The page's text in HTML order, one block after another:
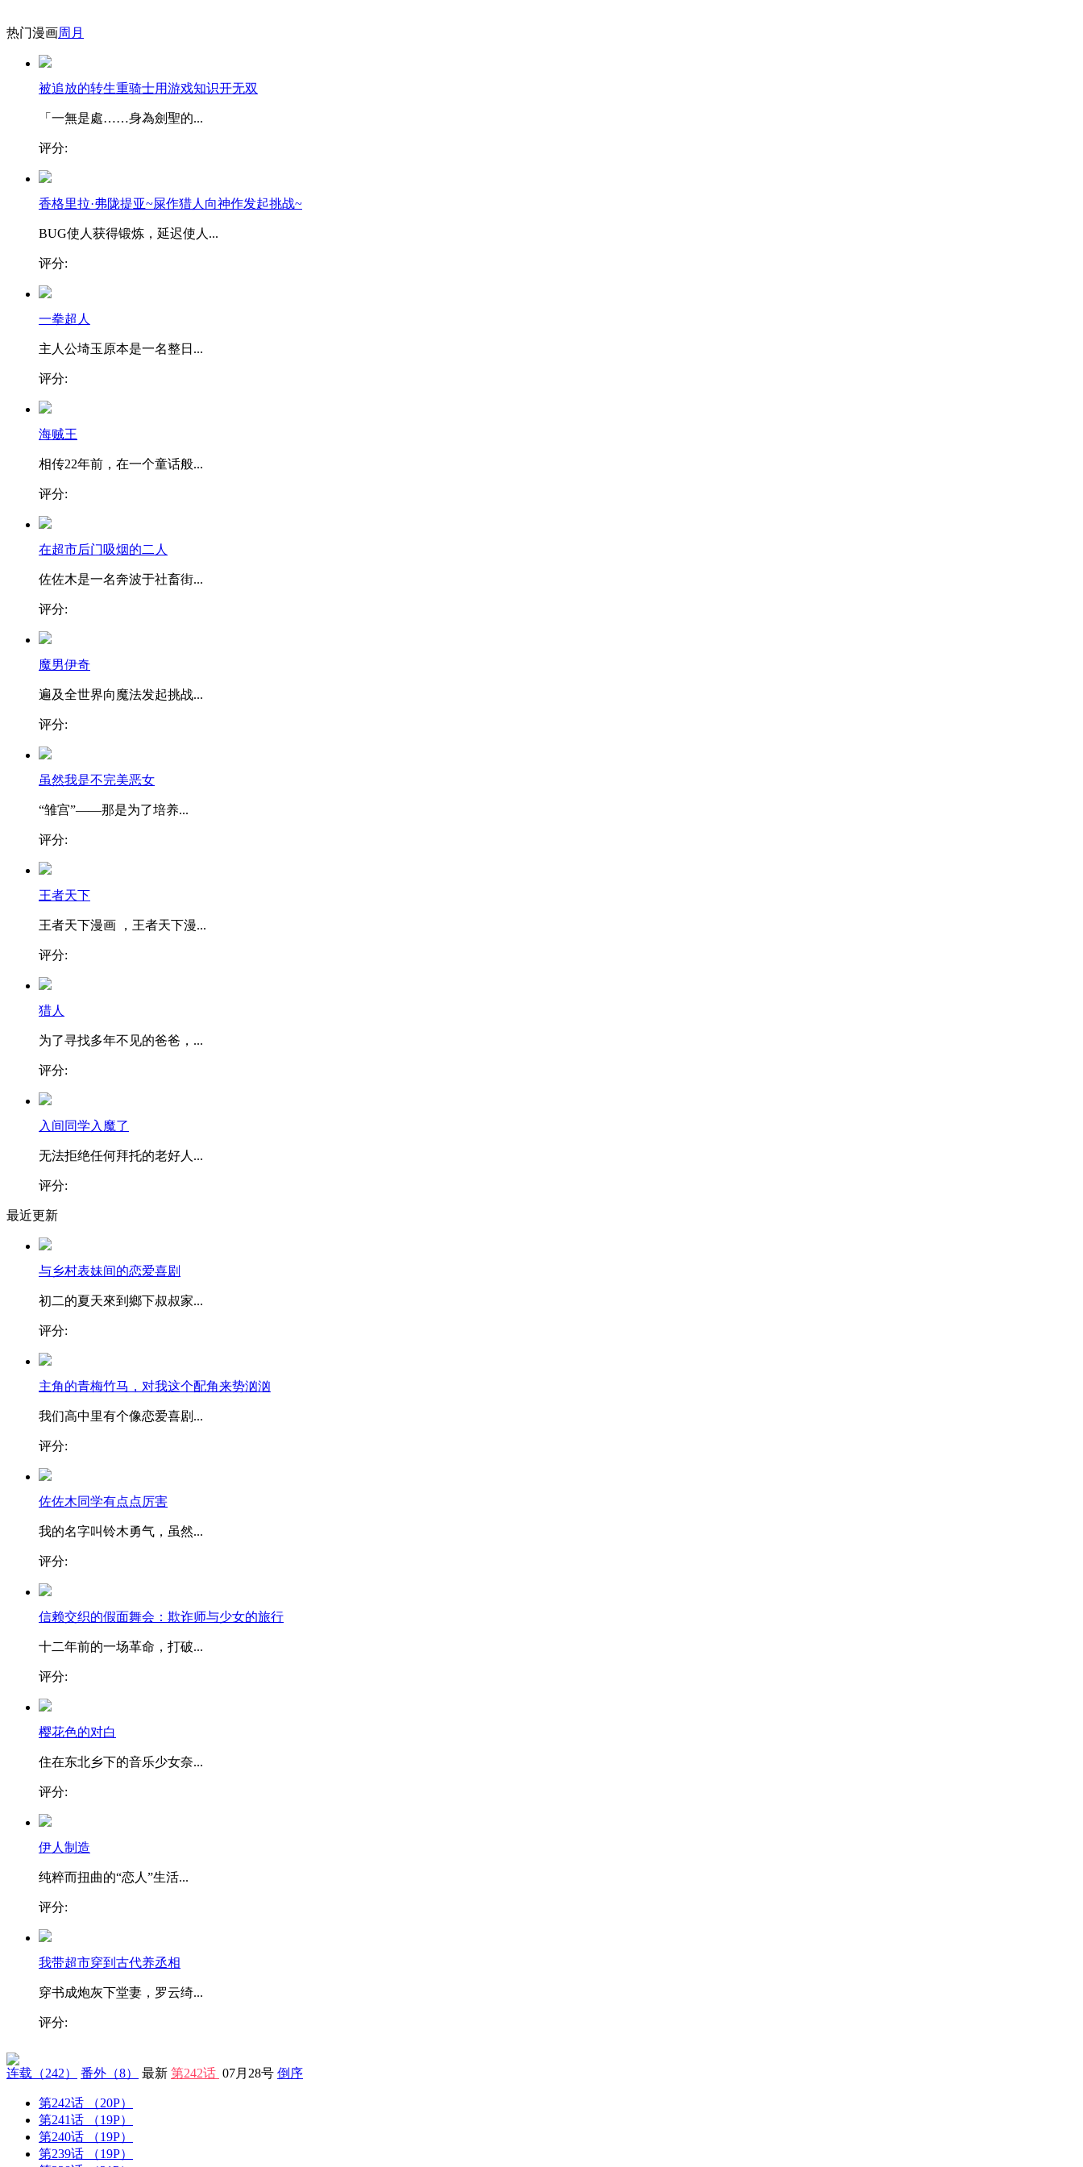
热门漫画周 月
被追放的转生重骑士用游戏知识开无双
「一無是處……身為劍聖的...
评分:
香格里拉·弗陇提亚~屎作猎人向神作发起挑战~
BUG使人获得锻炼，延迟使人...
评分:
一拳超人
主人公埼玉原本是一名整日...
评分:
海贼王
相传22年前，在一个童话般...
评分:
在超市后门吸烟的二人
佐佐木是一名奔波于社畜街...
评分:
魔男伊奇
遍及全世界向魔法发起挑战...
评分:
虽然我是不完美恶女
“雏宫”——那是为了培养...
评分:
王者天下
王者天下漫画 ，王者天下漫...
评分:
猎人
为了寻找多年不见的爸爸，...
评分:
入间同学入魔了
无法拒绝任何拜托的老好人...
评分:
最近更新
与乡村表妹间的恋爱喜剧
初二的夏天來到鄉下叔叔家...
评分:
主角的青梅竹马，对我这个配角来势汹汹
我们高中里有个像恋爱喜剧...
评分:
佐佐木同学有点点厉害
我的名字叫铃木勇气，虽然...
评分:
信赖交织的假面舞会：欺诈师与少女的旅行
十二年前的一场革命，打破...
评分:
樱花色的对白
住在东北乡下的音乐少女奈...
评分:
伊人制造
纯粹而扭曲的“恋人”生活...
评分:
我带超市穿到古代养丞相
穿书成炮灰下堂妻，罗云绮...
评分:
连载 （242） 番外 （8） 最新 第242话 07月28号 倒序
第242话
（20P）
第241话
（19P）
第240话
（19P）
第239话
（19P）